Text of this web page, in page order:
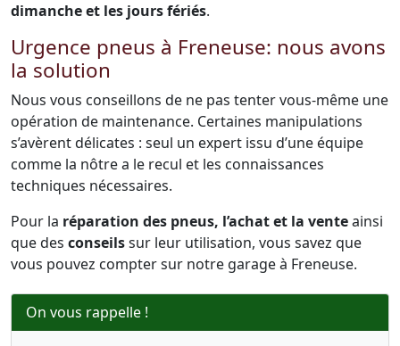
dimanche et les jours fériés.
Urgence pneus à Freneuse: nous avons
la solution
Nous vous conseillons de ne pas tenter vous-même une
opération de maintenance. Certaines manipulations
s’avèrent délicates : seul un expert issu d’une équipe
comme la nôtre a le recul et les connaissances
techniques nécessaires.
Pour la réparation des pneus, l’achat et la venteainsi
que des conseilssur leur utilisation, vous savez que
vous pouvez compter sur notre garage à Freneuse.
On vous rappelle !